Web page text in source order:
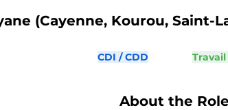
(Cayenne, Kourou, Saint-
CDI / CDD
About the Role